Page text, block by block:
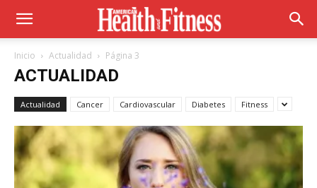
Inicio Actualidad Página 3
ACTUALIDAD
Actualidad Cancer Cardiovascular Diabetes Fitness